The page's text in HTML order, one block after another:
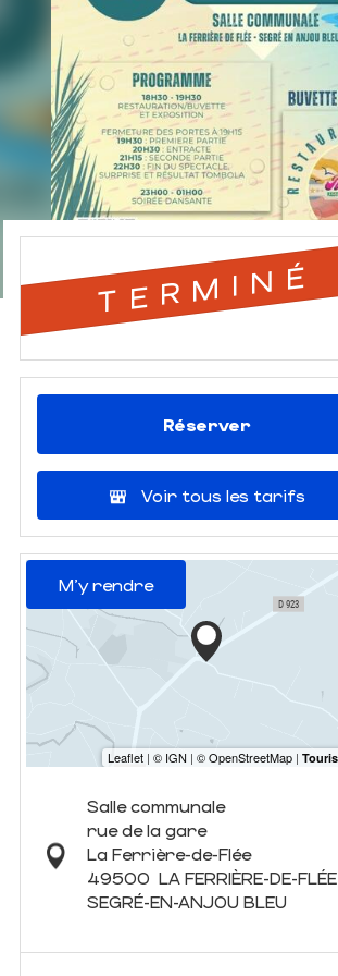
TERMINÉ
Réserver
Voir tous les tarifs
M'y rendre
Salle communale
rue de la gare
La Ferrière-de-Flée
49500 LA FERRIÈRE-DE-FLÉE,
SEGRÉ-EN-ANJOU BLEU